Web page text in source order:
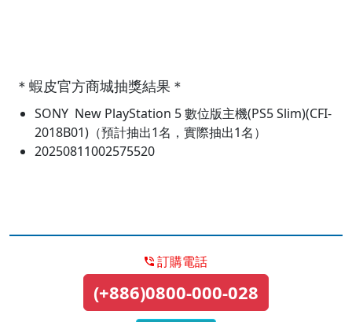
＊蝦皮官方商城抽獎結果＊
SONY New PlayStation 5 數位版主機(PS5 Slim)(CFI-
2018B01)（預計抽出1名，實際抽出1名）
20250811002575520
訂購電話
(+886)0800-000-028